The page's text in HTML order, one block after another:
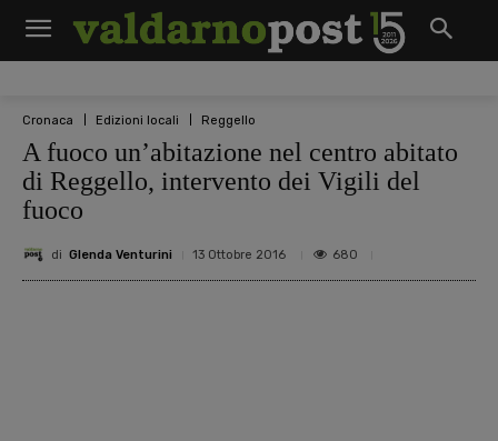
Cronaca Edizioni locali Reggello
A fuoco un’abitazione nel centro abitato
di Reggello, intervento dei Vigili del
fuoco
di Glenda Venturini 13 Ottobre 2016 680